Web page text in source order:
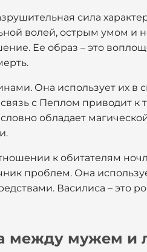
сила
волей, острым умом и
Ее образ – это
Она использует их в
с Пеплом приводит к
обладает
к обитателям
проблем. Она
Василиса – это
между мужем и